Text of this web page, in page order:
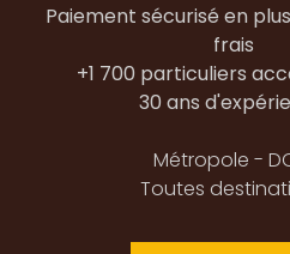
Paiement sécurisé en
frais
+1 700 particuliers
30 ans
Métropole -
Toutes